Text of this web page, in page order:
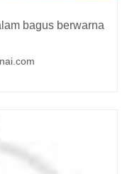
bagus berwarna